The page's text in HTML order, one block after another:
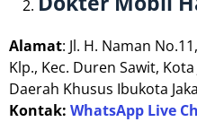
Alamat: Jl. H. Naman
Klp., Kec. Duren Sawit,
Daerah Khusus Ibukota
Kontak: WhatsApp Live